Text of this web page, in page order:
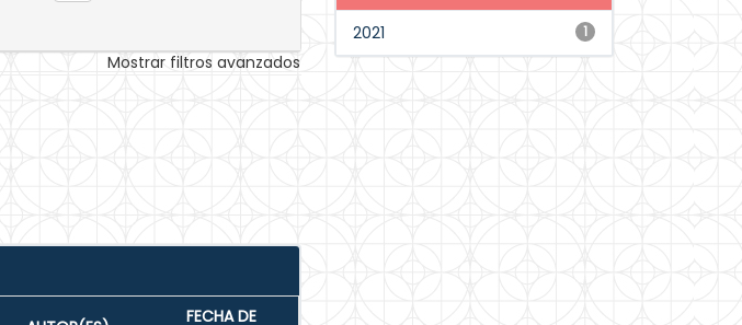
Mostrar filtros avanzados
FECHA DE
1
2021